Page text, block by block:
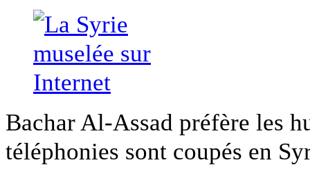
Bachar Al-Assad préfère les
téléphonies sont coupés en